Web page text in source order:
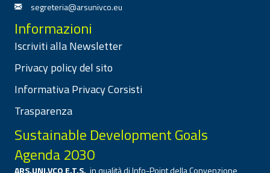
segreteria@arsunivco.eu
Informazioni
Iscriviti alla Newsletter
Privacy policy del sito
Informativa Privacy Corsisti
Trasparenza
Sustainable Development Goals
Agenda 2030
ARS.UNI.VCO E.T.S., in qualità di Info-Point della Convenzione